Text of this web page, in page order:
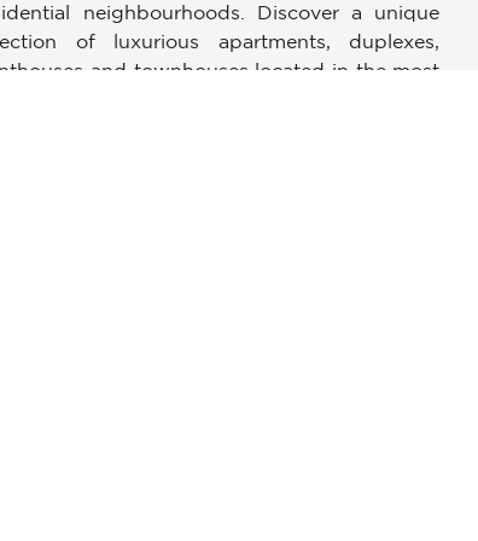
neighbourhoods. Discover a unique
of luxurious apartments, duplexes,
and townhouses located in the most
и управлять ими, обеспечивая